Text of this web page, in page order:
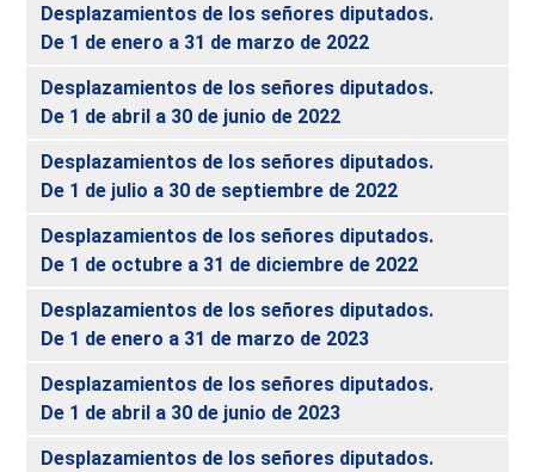
Desplazamientos de los señores diputados.
De 1 de enero a 31 de marzo de 2022
Desplazamientos de los señores diputados.
De 1 de abril a 30 de junio de 2022
Desplazamientos de los señores diputados.
De 1 de julio a 30 de septiembre de 2022
Desplazamientos de los señores diputados.
De 1 de octubre a 31 de diciembre de 2022
Desplazamientos de los señores diputados.
De 1 de enero a 31 de marzo de 2023
Desplazamientos de los señores diputados.
De 1 de abril a 30 de junio de 2023
Desplazamientos de los señores diputados.